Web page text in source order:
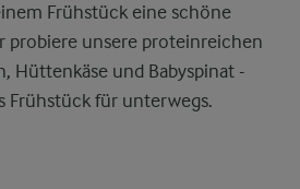
Frühstück eine schöne
probiere unsere proteinreichen
Hüttenkäse und Babyspinat -
Frühstück für unterwegs.